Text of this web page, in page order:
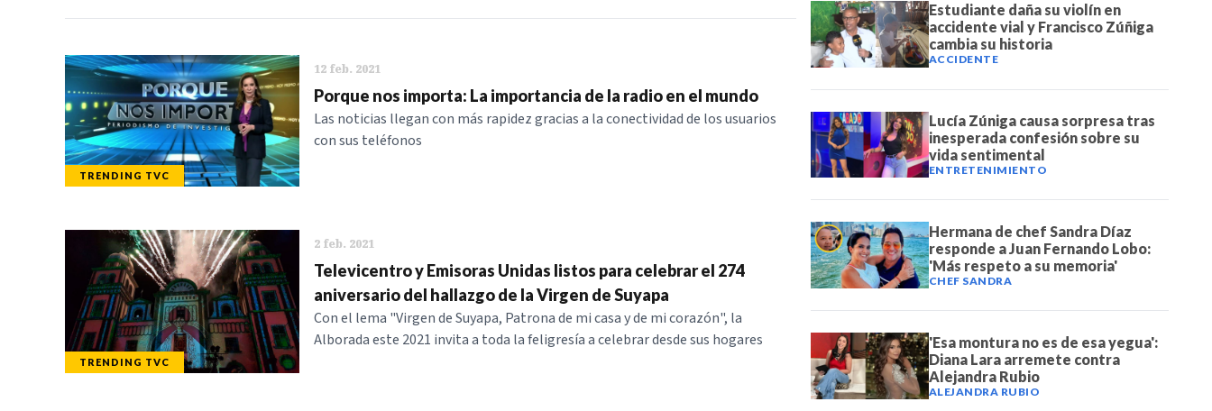
Categorias: NOTICIAS SERIES
TRENDING TVC
12 feb. 2021
Porque nos importa: La importancia de la radio en el mundo
Las noticias llegan con más rapidez gracias a la conectividad de los usuarios
con sus teléfonos
TRENDING TVC
2 feb. 2021
Televicentro y Emisoras Unidas listos para celebrar el 274
aniversario del hallazgo de la Virgen de Suyapa
Con el lema "Virgen de Suyapa, Patrona de mi casa y de mi corazón", la
Alborada este 2021 invita a toda la feligresía a celebrar desde sus hogares
Estudiante daña su violín en
accidente vial y Francisco Zúñiga
cambia su historia
ACCIDENTE
Lucía Zúniga causa sorpresa tras
inesperada confesión sobre su
vida sentimental
ENTRETENIMIENTO
Hermana de chef Sandra Díaz
responde a Juan Fernando Lobo:
'Más respeto a su memoria'
CHEF SANDRA
'Esa montura no es de esa yegua':
Diana Lara arremete contra
Alejandra Rubio
ALEJANDRA RUBIO